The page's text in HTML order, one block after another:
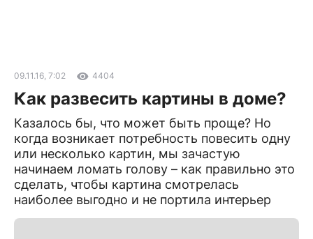
09.11.16, 7:02 4404
Как развесить картины в доме?
Казалось бы, что может быть проще? Но
когда возникает потребность повесить одну
или несколько картин, мы зачастую
начинаем ломать голову – как правильно это
сделать, чтобы картина смотрелась
наиболее выгодно и не портила интерьер